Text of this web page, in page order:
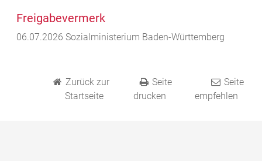
Freigabevermerk
06.07.2026 Sozialministerium Baden-Württemberg
Zurück zur
Startseite
Seite
drucken
Seite
empfehlen